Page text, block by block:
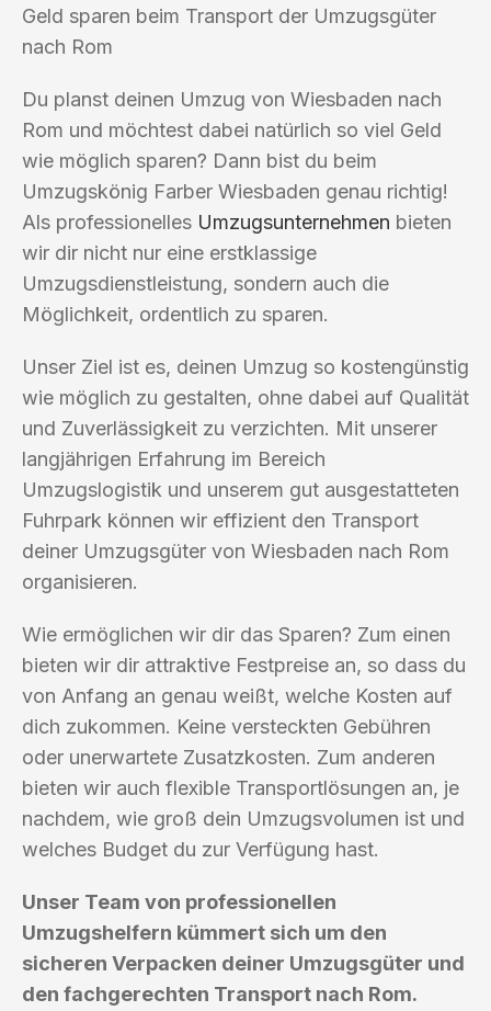
Geld sparen beim Transport der Umzugsgüter
nach Rom
Du planst deinen Umzug von Wiesbaden nach
Rom und möchtest dabei natürlich so viel Geld
wie möglich sparen? Dann bist du beim
Umzugskönig Farber Wiesbaden genau richtig!
Als professionelles Umzugsunternehmen bieten
wir dir nicht nur eine erstklassige
Umzugsdienstleistung, sondern auch die
Möglichkeit, ordentlich zu sparen.
Unser Ziel ist es, deinen Umzug so kostengünstig
wie möglich zu gestalten, ohne dabei auf Qualität
und Zuverlässigkeit zu verzichten. Mit unserer
langjährigen Erfahrung im Bereich
Umzugslogistik und unserem gut ausgestatteten
Fuhrpark können wir effizient den Transport
deiner Umzugsgüter von Wiesbaden nach Rom
organisieren.
Wie ermöglichen wir dir das Sparen? Zum einen
bieten wir dir attraktive Festpreise an, so dass du
von Anfang an genau weißt, welche Kosten auf
dich zukommen. Keine versteckten Gebühren
oder unerwartete Zusatzkosten. Zum anderen
bieten wir auch flexible Transportlösungen an, je
nachdem, wie groß dein Umzugsvolumen ist und
welches Budget du zur Verfügung hast.
Unser Team von professionellen
Umzugshelfern kümmert sich um den
sicheren Verpacken deiner Umzugsgüter und
den fachgerechten Transport nach Rom.